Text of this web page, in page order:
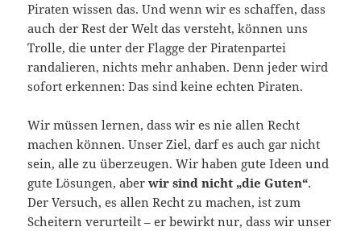
Piraten wissen das. Und wenn wir es schaffen, dass
auch der Rest der Welt das versteht, können uns
Trolle, die unter der Flagge der Piratenpartei
randalieren, nichts mehr anhaben. Denn jeder wird
sofort erkennen: Das sind keine echten Piraten.
Wir müssen lernen, dass wir es nie allen Recht
machen können. Unser Ziel, darf es auch gar nicht
sein, alle zu überzeugen. Wir haben gute Ideen und
gute Lösungen, aberwir sind nicht „die Guten“.
Der Versuch, es allen Recht zu machen, ist zum
Scheitern verurteilt – er bewirkt nur, dass wir unser